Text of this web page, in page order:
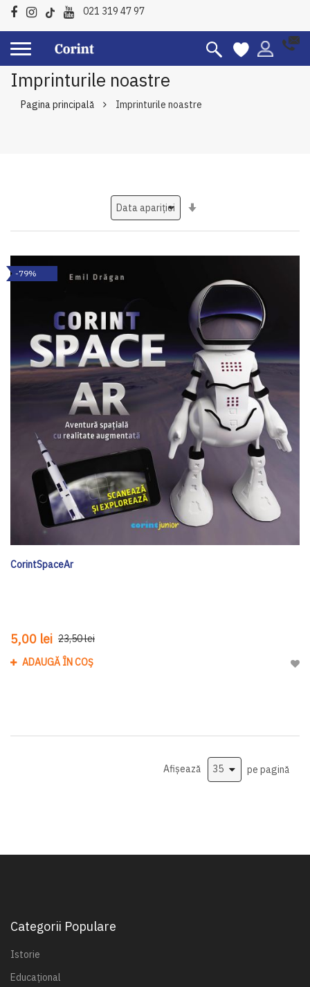
021 319 47 97
Imprinturile noastre
Pagina principală Imprinturile noastre
-79%
CorintSpaceAr
5,00 lei 23,50 lei
ADAUGĂ ÎN COȘ
Afișează pe pagină
Categorii Populare
Istorie
Educațional